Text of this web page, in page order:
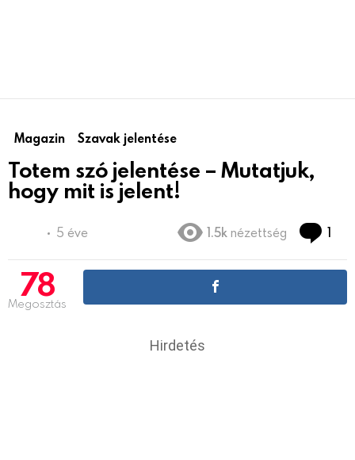
Magazin Szavak jelentése
Totem szó jelentése – Mutatjuk,
hogy mit is jelent!
5 éve 1.5k nézettség 1
78
Megosztás
Hirdetés